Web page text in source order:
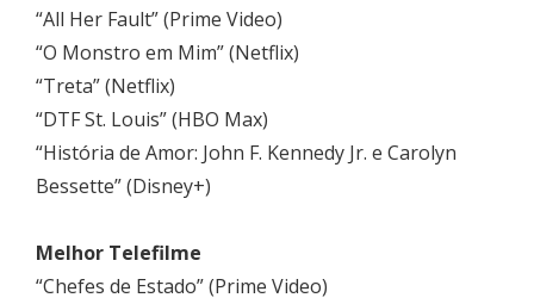
“All Her Fault” (Prime Video)
“O Monstro em Mim” (Netflix)
“Treta” (Netflix)
“DTF St. Louis” (HBO Max)
“História de Amor: John F. Kennedy Jr. e Carolyn
Bessette” (Disney+)
Melhor Telefilme
“Chefes de Estado” (Prime Video)